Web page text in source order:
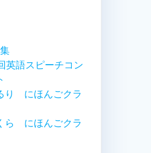
英語スピーチコン
り にほんごクラ
ら にほんごクラ